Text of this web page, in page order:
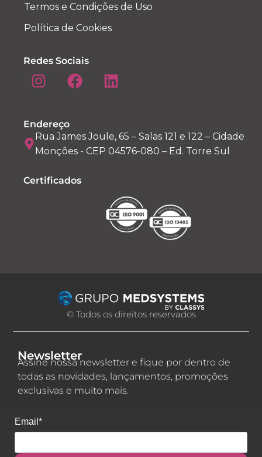
Termos e Condições de Uso
Política de Cookies
Redes Sociais
Endereço
Rua James Joule, 65 – Salas 121 e 122 – Cidade
Monções - CEP 04576-080 – Ed. Torre Sul
Certificados
© Todos os direitos reservados
Newsletter
Assine nossa newsletter e fique por dentro de
todas as novidades, lançamentos, promoções
exclusivas e muito mais.
Email*